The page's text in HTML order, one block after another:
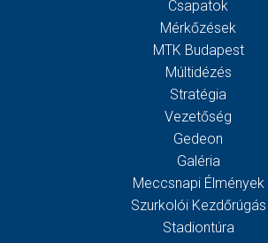
Csapatok
Mérkőzések
MTK Budapest
Múltidézés
Stratégia
Vezetőség
Gedeon
Galéria
Meccsnapi Élmények
Szurkolói Kezdőrúgás
Stadiontúra